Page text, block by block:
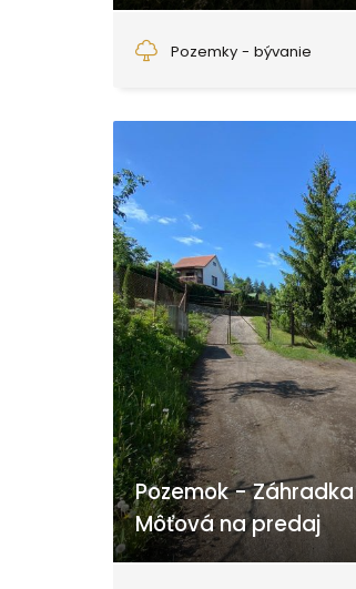
Pozemky - bývanie
Pozemok -
Môťová na predaj